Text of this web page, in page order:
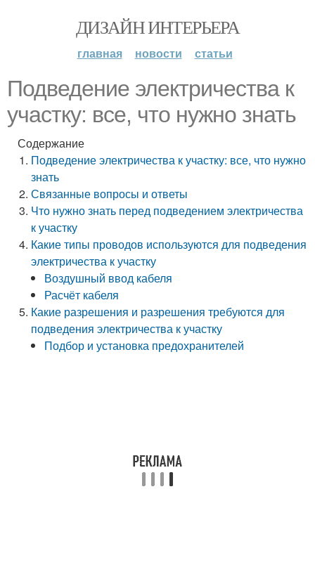
ДИЗАЙН ИНТЕРЬЕРА
главная новости статьи
Подведение электричества к
участку: все, что нужно знать
Содержание
Подведение электричества к участку: все, что нужно
знать
Связанные вопросы и ответы
Что нужно знать перед подведением электричества
к участку
Какие типы проводов используются для подведения
электричества к участку
Воздушный ввод кабеля
Расчёт кабеля
Какие разрешения и разрешения требуются для
подведения электричества к участку
Подбор и установка предохранителей